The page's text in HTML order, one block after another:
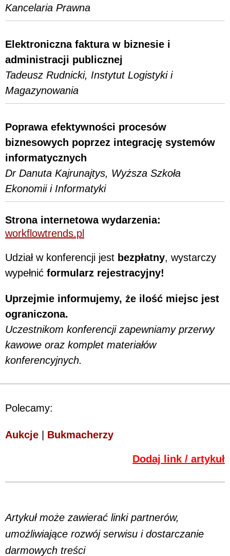
Kancelaria Prawna
Elektroniczna faktura w biznesie i
administracji publicznej
Tadeusz Rudnicki, Instytut Logistyki i
Magazynowania
Poprawa efektywności procesów
biznesowych poprzez integrację systemów
informatycznych
Dr Danuta Kajrunajtys, Wyższa Szkoła
Ekonomii i Informatyki
Strona internetowa wydarzenia:
workflowtrends.pl
Udział w konferencji jest bezpłatny, wystarczy
wypełnić formularz rejestracyjny!
Uprzejmie informujemy, że ilość miejsc jest
ograniczona.
Uczestnikom konferencji zapewniamy przerwy
kawowe oraz komplet materiałów
konferencyjnych.
Polecamy:
Aukcje Bukmacherzy
Dodaj link / artykuł
Artykuł może zawierać linki partnerów,
umożliwiające rozwój serwisu i dostarczanie
darmowych treści